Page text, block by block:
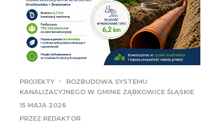
PROJEKTY
ROZBUDOWA SYSTEMU
KANALIZACYJNEGO W GMINIE ZĄBKOWICE ŚLĄSKIE
15 MAJA 2026
PRZEZ REDAKTOR